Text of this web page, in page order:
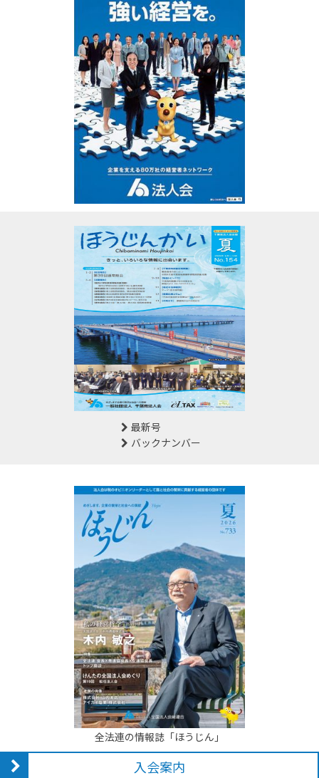
最新号
バックナンバー
全法連の情報誌「ほうじん」
入会案内